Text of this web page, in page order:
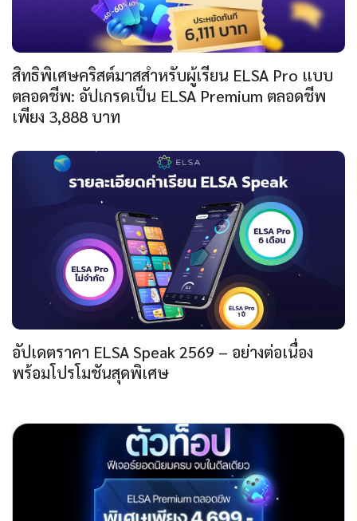
สิทธิพิเศษคริสต์มาสสำหรับผู้เรียน ELSA Pro แบบ
ตลอดชีพ: อัปเกรดเป็น ELSA Premium ตลอดชีพ
เพียง 3,888 บาท
อัปเดตราคา ELSA Speak 2569 – อย่างต่อเนื่อง
พร้อมโปรโมชันสุดพิเศษ